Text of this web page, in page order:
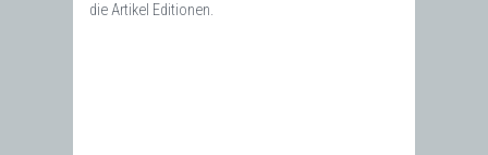
die Artikel Editionen.